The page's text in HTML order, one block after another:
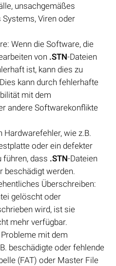
unsachgemäßes
Viren oder
Wenn die Software, die
von .STN-Dateien
ist, kann dies zu
kann durch fehlerhafte
mit dem
andere Softwarekonflikte
Hardwarefehler, wie z.B.
oder ein defekter
führen, dass .STN-Dateien
beschädigt werden.
Überschreiben:
gelöscht oder
wird, ist sie
mehr verfügbar.
mit dem
beschädigte oder fehlende
(FAT) oder Master File